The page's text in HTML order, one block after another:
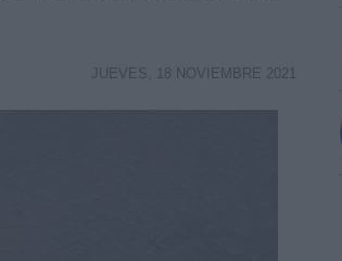
JUEVES, 18 NOVIEMBRE 2021